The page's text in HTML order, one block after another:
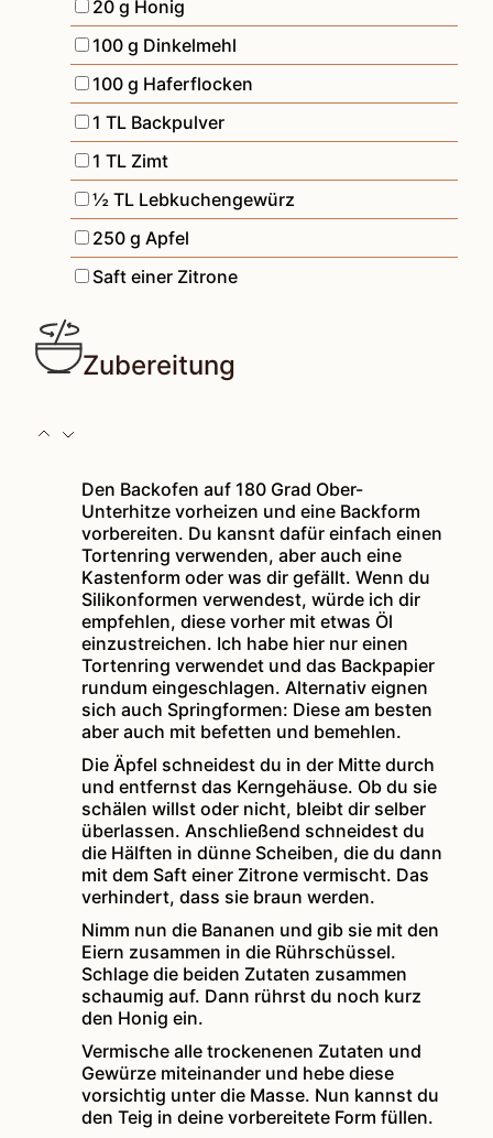
▢
20 g Honig
▢
100 g Dinkelmehl
▢
100 g Haferflocken
▢
1 TL Backpulver
▢
1 TL Zimt
▢
½ TL Lebkuchengewürz
▢
250 g Apfel
▢
Saft einer Zitrone
Zubereitung
Den Backofen auf 180 Grad Ober-
Unterhitze vorheizen und eine Backform
vorbereiten. Du kansnt dafür einfach einen
Tortenring verwenden, aber auch eine
Kastenform oder was dir gefällt. Wenn du
Silikonformen verwendest, würde ich dir
empfehlen, diese vorher mit etwas Öl
einzustreichen. Ich habe hier nur einen
Tortenring verwendet und das Backpapier
rundum eingeschlagen. Alternativ eignen
sich auch Springformen: Diese am besten
aber auch mit befetten und bemehlen.
Die Äpfel schneidest du in der Mitte durch
und entfernst das Kerngehäuse. Ob du sie
schälen willst oder nicht, bleibt dir selber
überlassen. Anschließend schneidest du
die Hälften in dünne Scheiben, die du dann
mit dem Saft einer Zitrone vermischt. Das
verhindert, dass sie braun werden.
Nimm nun die Bananen und gib sie mit den
Eiern zusammen in die Rührschüssel.
Schlage die beiden Zutaten zusammen
schaumig auf. Dann rührst du noch kurz
den Honig ein.
Vermische alle trockenenen Zutaten und
Gewürze miteinander und hebe diese
vorsichtig unter die Masse. Nun kannst du
den Teig in deine vorbereitete Form füllen.